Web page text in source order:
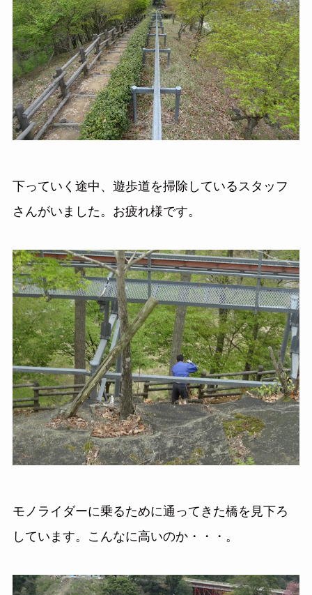
下っていく途中、遊歩道を掃除しているスタッフ
さんがいました。お疲れ様です。
モノライダーに乗るために通ってきた橋を見下ろ
しています。こんなに高いのか・・・。